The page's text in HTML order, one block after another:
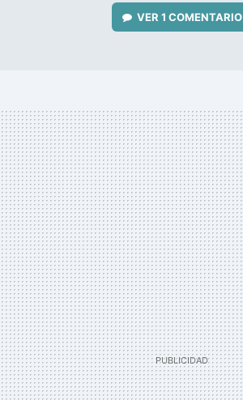
VER 1 COMENTARIO